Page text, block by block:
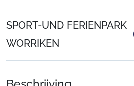
SPORT-UND FERIENPARK
WORRIKEN